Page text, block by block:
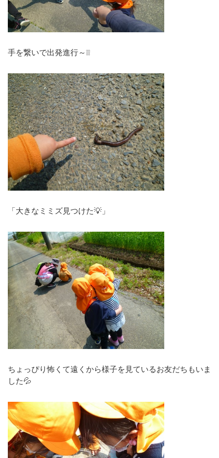
手を繋いで出発進行～❕❕
「大きなミミズ見つけた💡」
ちょっぴり怖くて遠くから様子を見ているお友だちもいま
した💦